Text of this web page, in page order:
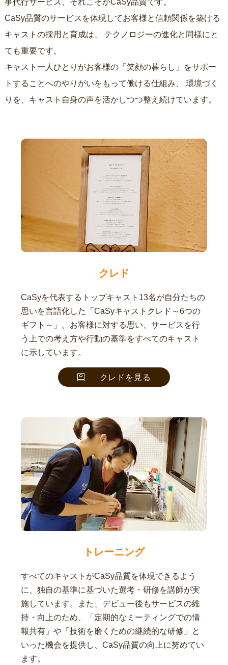
事代行サービス、それこそがCaSy品質です。
CaSy品質のサービスを体現してお客様と信頼関係を築ける
キャストの採用と育成は、
ても重要です。
キャスト一人ひとりがお客様の「笑顔の暮らし」をサポー
トすることへのやりがいをもって働ける仕組み、
りを、キャスト自身の声を活かしつつ整え続けています。
クレド
CaSyを代表するトップキャスト13名が自分たちの
思いを言語化した「CaSyキャストクレド～6つの
ギフト～」。お客様に対する思い、サービスを行
う上での考え方や行動の基準をすべてのキャスト
に示しています。
クレドを見る
トレーニング
すべてのキャストがCaSy品質を体現できるよう
に、独自の基準に基づいた選考・研修を講師が実
施しています。また、デビュー後もサービスの維
持・向上のため、「定期的なミーティングでの情
報共有」や「技術を磨くための継続的な研修」と
いった機会を提供し、CaSy品質の向上に努めてい
ます。